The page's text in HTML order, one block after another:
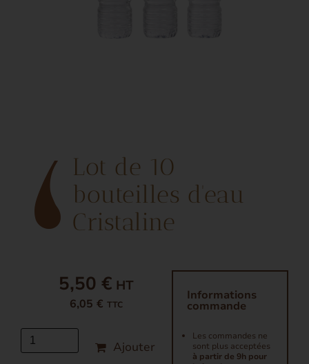
Lot de 10
bouteilles d'eau
Cristaline
5,50 €
6,05 €TTC
Ajouter
Informations
commande
Les commandes ne
sont plus acceptées
à partir de 9h pour